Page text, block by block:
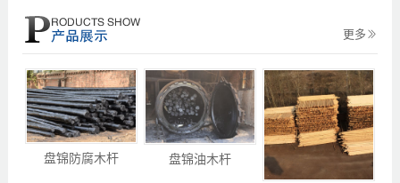
更多
盘锦防腐木杆 盘锦油木杆